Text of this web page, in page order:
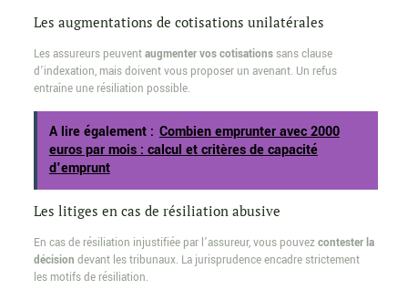
Les augmentations de cotisations unilatérales
Les assureurs peuventaugmenter vos cotisationssans clause
d’indexation, mais doivent vous proposer un avenant. Un refus
entraîne une résiliation possible.
A lire également : Combien emprunter avec 2000
euros par mois : calcul et critères de capacité
d'emprunt
Les litiges en cas de résiliation abusive
En cas de résiliation injustifiée par l’assureur, vous pouvezcontester la
décision devant les tribunaux. La jurisprudence encadre strictement
les motifs de résiliation.